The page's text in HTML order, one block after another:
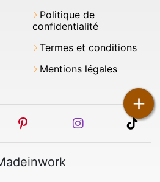
+
Politique de
confidentialité
Termes et conditions
Mentions légales
pinterest instagram